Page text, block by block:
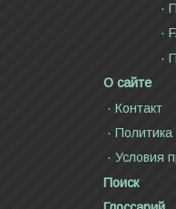
О сайте
Контакт
Политика
Условия
Поиск